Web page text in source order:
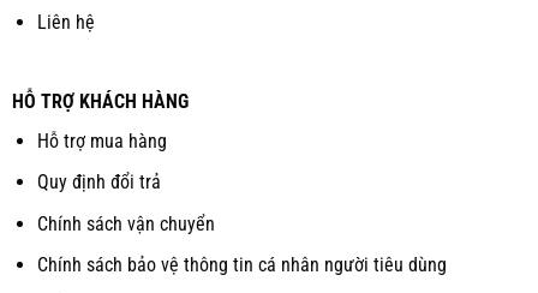
Liên hệ
HỖ TRỢ KHÁCH HÀNG
Hỗ trợ mua hàng
Quy định đổi trả
Chính sách vận chuyển
Chính sách bảo vệ thông tin cá nhân người tiêu dùng